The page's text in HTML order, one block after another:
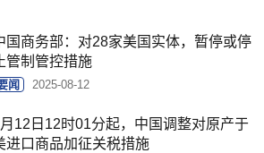
国商务部：对28家美国实体，暂停或停
管制管控措施
闻 2025-08-12
12日12时01分起，中国调整对原产于
进口商品加征关税措施